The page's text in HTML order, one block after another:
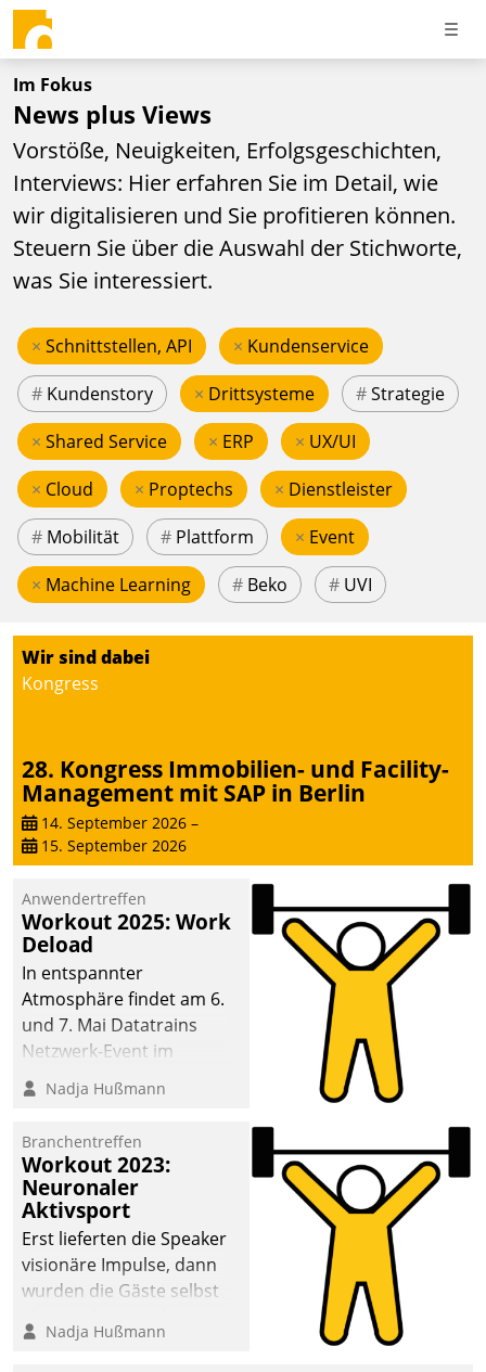
Im Fokus
News plus Views
Vorstöße, Neuigkeiten, Erfolgsgeschichten,
Interviews: Hier erfahren Sie im Detail, wie
wir digitalisieren und Sie profitieren können.
Steuern Sie über die Auswahl der Stichworte,
was Sie interessiert.
× Schnittstellen, API × Kundenservice
# Kundenstory × Drittsysteme #Strategie
× Shared Service × ERP × UX/UI
× Cloud × Proptechs × Dienstleister
# Mobilität # Plattform × Event
× Machine Learning # Beko # UVI
Wir sind dabei
Kongress
28. Kongress Immobilien- und Facility-
Management mit SAP in Berlin
14. September 2026 –
15. September 2026
Anwendertreffen
Workout 2025: Work
Deload
In entspannter
Atmosphäre findet am 6.
und 7. Mai Datatrains
Netzwerk-Event im
Kunden- und Partnerkreis
statt. Zentrale Frage: Wie
Mammutprojekte
meistern und Workloads
wuppen – bei zunehmend
anspruchsvollen
Aufgaben und
abnehmendem
Nadja Hußmann
Branchentreffen
Workout 2023:
Neuronaler
Aktivsport
Erst lieferten die Speaker
visionäre Impulse, dann
wurden die Gäste selbst
methodisch
Nadja Hußmann